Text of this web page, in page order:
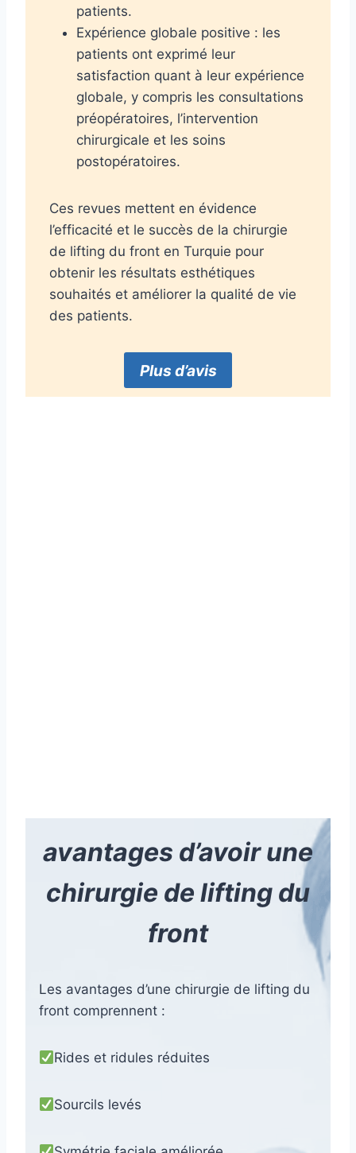
patients.
Expérience globale positive : les
patients ont exprimé leur
satisfaction quant à leur expérience
globale, y compris les consultations
préopératoires, l’intervention
chirurgicale et les soins
postopératoires.
Ces revues mettent en évidence
l’efficacité et le succès de la chirurgie
de lifting du front en Turquie pour
obtenir les résultats esthétiques
souhaités et améliorer la qualité de vie
des patients.
Plus d’avis
avantages d’avoir une
chirurgie de lifting du
front
Les avantages d’une chirurgie de lifting du
front comprennent :
Rides et ridules réduites
Sourcils levés